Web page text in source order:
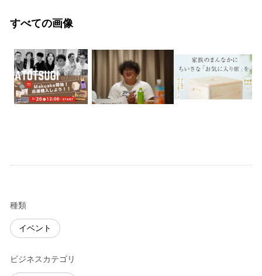
すべての画像
種類
イベント
ビジネスカテゴリ